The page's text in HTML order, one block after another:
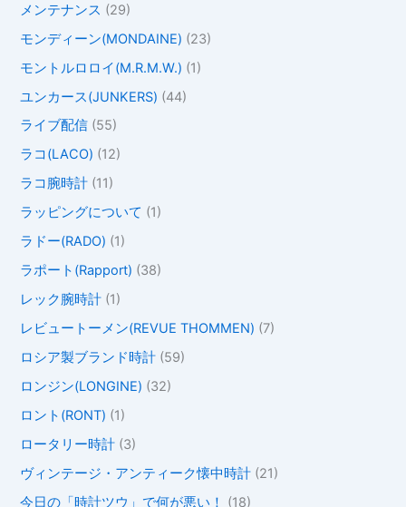
メンテナンス (29)
モンディーン(MONDAINE) (23)
モントルロロイ(M.R.M.W.) (1)
ユンカース(JUNKERS) (44)
ライブ配信 (55)
ラコ(LACO) (12)
ラコ腕時計 (11)
ラッピングについて (1)
ラドー(RADO) (1)
ラポート(Rapport) (38)
レック腕時計 (1)
レビュートーメン(REVUE THOMMEN) (7)
ロシア製ブランド時計 (59)
ロンジン(LONGINE) (32)
ロント(RONT) (1)
ロータリー時計 (3)
ヴィンテージ・アンティーク懐中時計 (21)
今日の「時計ツウ」で何が悪い！
(18)